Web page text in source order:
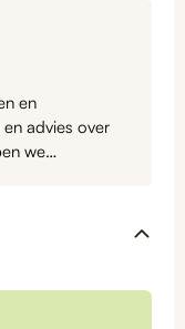
en
advies over
we